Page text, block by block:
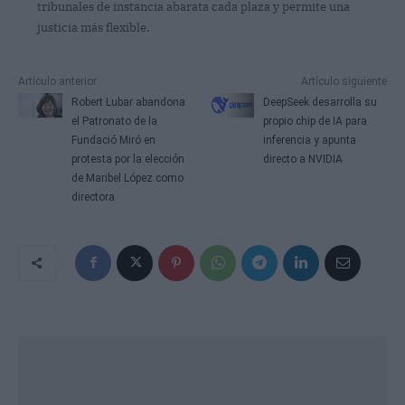
tribunales de instancia abarata cada plaza y permite una
justicia más flexible.
Artículo anterior
Robert Lubar abandona
el Patronato de la
Fundació Miró en
protesta por la elección
de Maribel López como
directora
Artículo siguiente
DeepSeek desarrolla su
propio chip de IA para
inferencia y apunta
directo a NVIDIA